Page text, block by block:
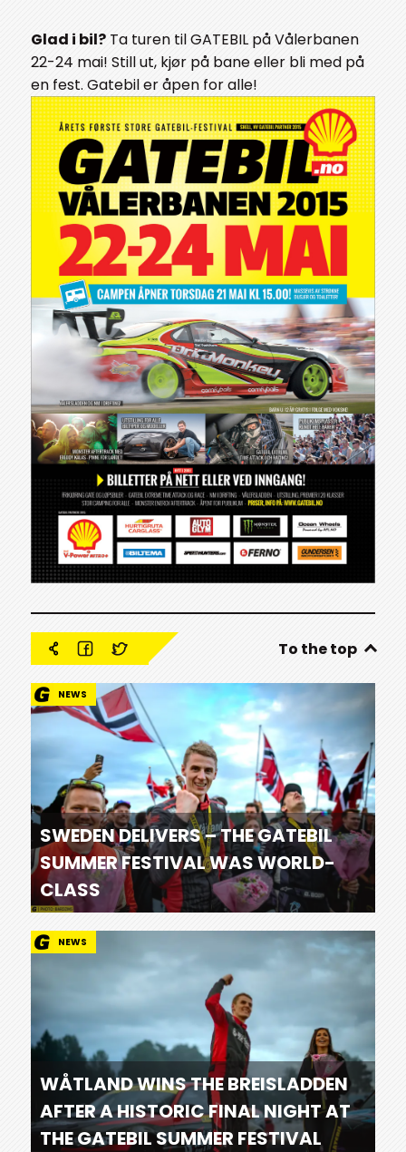
Glad i bil? Ta turen til GATEBIL på Vålerbanen
22-24 mai! Still ut, kjør på bane eller bli med på
en fest. Gatebil er åpen for alle!
To the top
NEWS
SWEDEN DELIVERS – THE GATEBIL
SUMMER FESTIVAL WAS WORLD-
CLASS
NEWS
WÅTLAND WINS THE BREISLADDEN
AFTER A HISTORIC FINAL NIGHT AT
THE GATEBIL SUMMER FESTIVAL